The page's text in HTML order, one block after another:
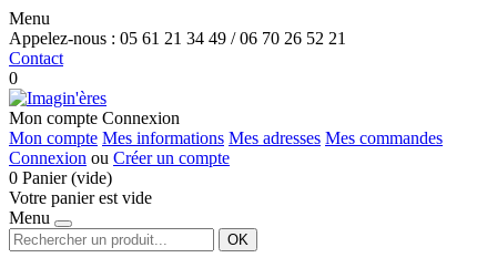
Menu
Appelez-nous : 05 61 21 34 49 / 06 70 26 52 21
Contact
0
Mon compte Connexion
Mon compte Mes informations Mes adresses Mes commandes
Connexion ou Créer un compte
0 Panier (vide)
Votre panier est vide
Menu
OK